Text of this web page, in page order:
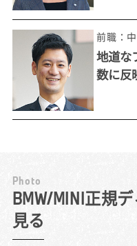
『いつかこんな車
る車を売りたいと
来店しやすい雰囲気
前職：
地道な
数に反
工夫を重ね、お客
Photo
BMW/MINI正規
見る